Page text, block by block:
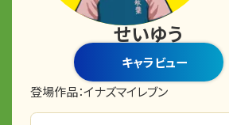
せいゆう
キャラビュー
登場作品：イナズマイレブン